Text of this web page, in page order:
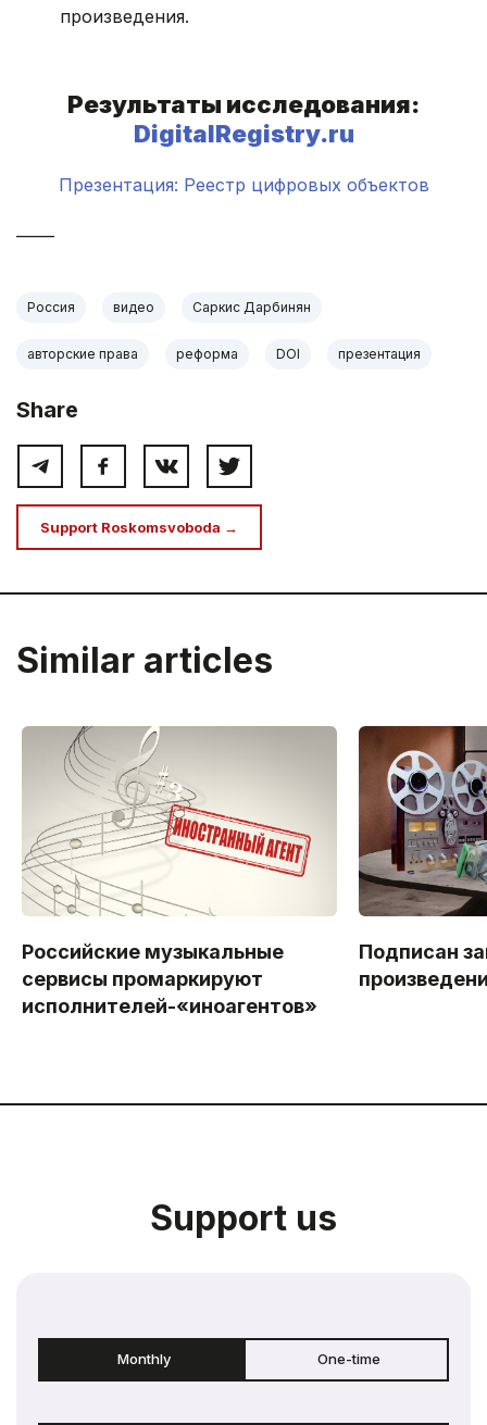
произведения.
Результаты исследования:
DigitalRegistry.ru
Презентация: Реестр цифровых объектов
Россия видео Саркис Дарбинян
авторские права реформа DOI презентация
Share
Support Roskomsvoboda →
Similar articles
Российские музыкальные
сервисы промаркируют
исполнителей-«иноагентов»
Подписан
Support us
Monthly One-time